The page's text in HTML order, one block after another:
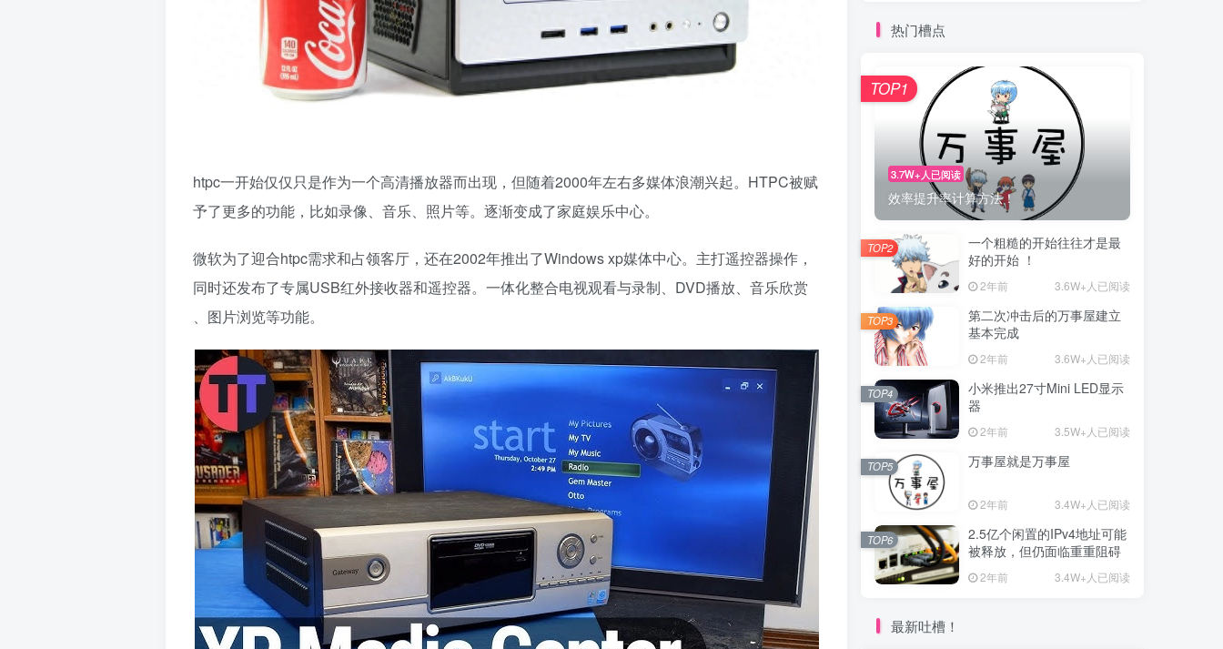
htpc一开始仅仅只是作为一个高清播放器而出现，但随着2000年左右多媒体浪潮兴起。HTPC被赋
予了更多的功能，比如录像、音乐、照片等。逐渐变成了家庭娱乐中心。
微软为了迎合htpc需求和占领客厅，还在2002年推出了Windows xp媒体中心。主打遥控器操作，
同时还发布了专属USB红外接收器和遥控器。一体化整合电视观看与录制​​、​​DVD播放​​、​​音乐欣赏​​
、​​图片浏览​​等功能。
热门槽点
3.7W+人已阅读
效率提升率计算方法！
TOP1
一个粗糙的开始往往才是最
好的开始 ！
2年前 3.6W+人已阅读
TOP2
第二次冲击后的万事屋建立
基本完成
2年前 3.6W+人已阅读
TOP3
小米推出27寸Mini LED显示
器
2年前 3.5W+人已阅读
TOP4
万事屋就是万事屋
2年前 3.4W+人已阅读
TOP5
2.5亿个闲置的IPv4地址可能
被释放，但仍面临重重阻碍
2年前 3.4W+人已阅读
TOP6
最新吐槽！